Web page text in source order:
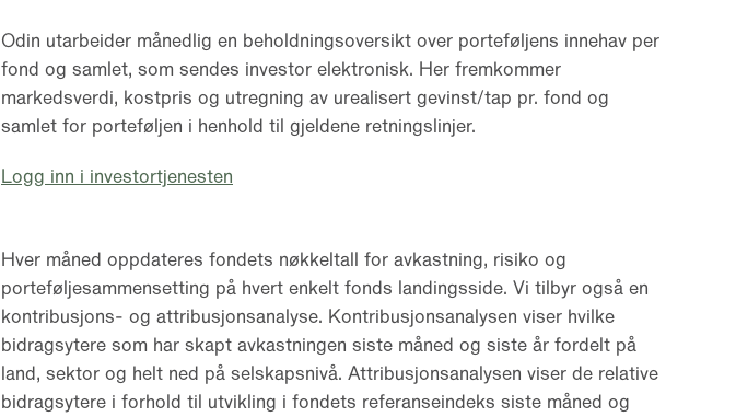
Odin utarbeider månedlig en beholdningsoversikt over porteføljens innehav per
fond og samlet, som sendes investor elektronisk. Her fremkommer
markedsverdi, kostpris og utregning av urealisert gevinst/tap pr. fond og
samlet for porteføljen i henhold til gjeldene retningslinjer.
Logg inn i investortjenesten
Hver måned oppdateres fondets nøkkeltall for avkastning, risiko og
porteføljesammensetting på hvert enkelt fonds landingsside. Vi tilbyr også en
kontribusjons- og attribusjonsanalyse. Kontribusjonsanalysen viser hvilke
bidragsytere som har skapt avkastningen siste måned og siste år fordelt på
land, sektor og helt ned på selskapsnivå. Attribusjonsanalysen viser de relative
bidragsytere i forhold til utvikling i fondets referanseindeks siste måned og